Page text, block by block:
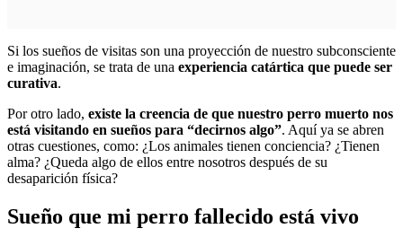
Si los sueños de visitas son una proyección de nuestro subconsciente
e imaginación, se trata de una experiencia catártica que puede ser
curativa.
Por otro lado, existe la creencia de que nuestro perro muerto nos
está visitando en sueños para “decirnos algo”. Aquí ya se abren
otras cuestiones, como: ¿Los animales tienen conciencia? ¿Tienen
alma? ¿Queda algo de ellos entre nosotros después de su
desaparición física?
Sueño que mi perro fallecido está vivo